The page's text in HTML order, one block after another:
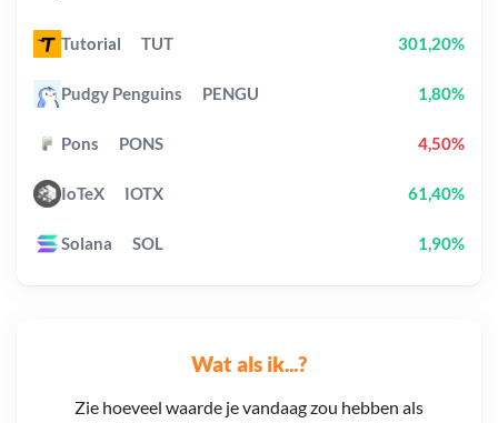
Wat als ik...?
Zie hoeveel waarde je vandaag zou hebben als
Tutorial TUT 301,20%
Pudgy Penguins PENGU 1,80%
Pons PONS 4,50%
IoTeX IOTX 61,40%
Solana SOL 1,90%